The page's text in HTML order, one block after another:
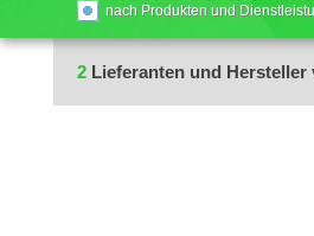
nach Produkten und
2 Lieferanten und Hersteller